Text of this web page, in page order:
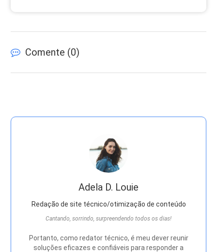
Comente (0)
Adela D. Louie
Redação de site técnico/otimização de conteúdo
Cantando, sorrindo, surpreendendo todos os dias!
Portanto, como redator técnico, é meu dever reunir
soluções eficazes e confiáveis ​​para responder a